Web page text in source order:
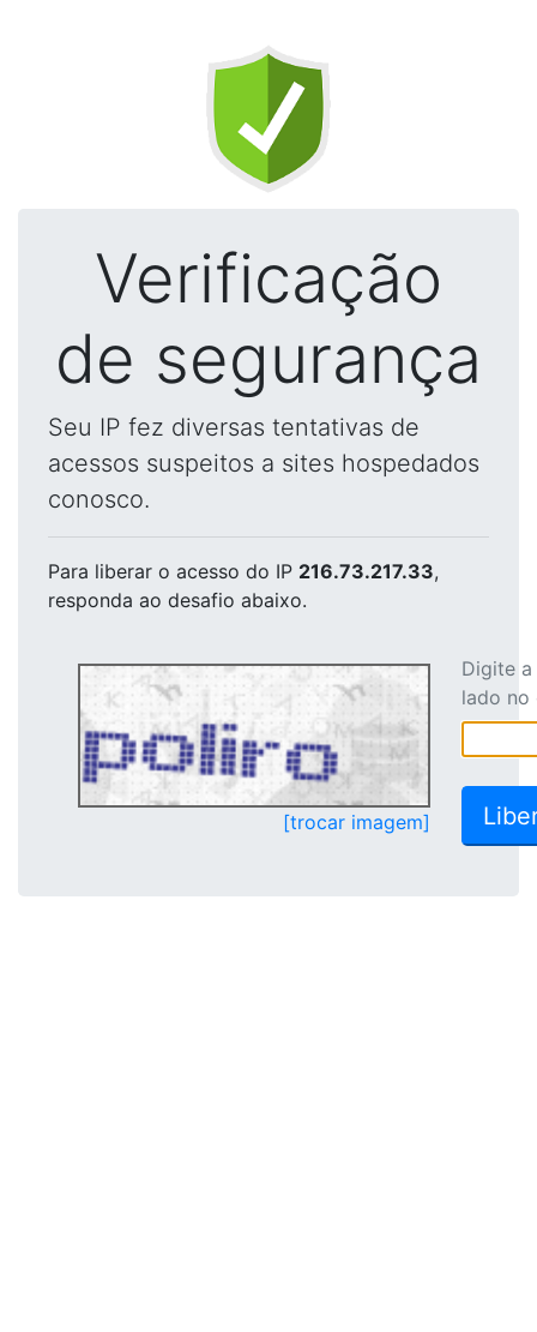
Verificação
de segurança
Seu IP fez diversas tentativas de
acessos suspeitos a sites hospedados
conosco.
Para liberar o acesso do IP 216.73.217.33,
responda ao desafio abaixo.
[trocar imagem]
Digite
lado no